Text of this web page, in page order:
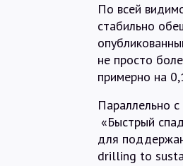
По всей
стабильно
не просто
примерно на
Параллельно
«Быстрый
для
drilling to